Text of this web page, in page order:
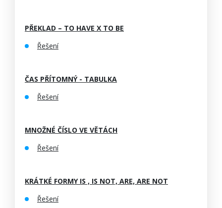
PŘEKLAD – TO HAVE X TO BE
Řešení
ČAS PŘÍTOMNÝ - TABULKA
Řešení
MNOŽNÉ ČÍSLO VE VĚTÁCH
Řešení
KRÁTKÉ FORMY IS , IS NOT, ARE, ARE NOT
Řešení